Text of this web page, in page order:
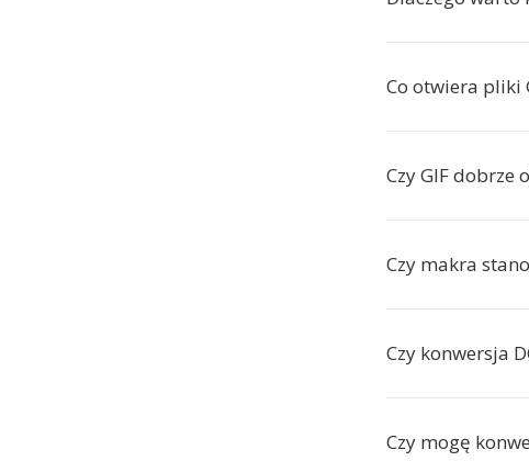
Co otwiera pliki
Czy GIF dobrze
Czy makra
Czy konwersja
Czy mogę